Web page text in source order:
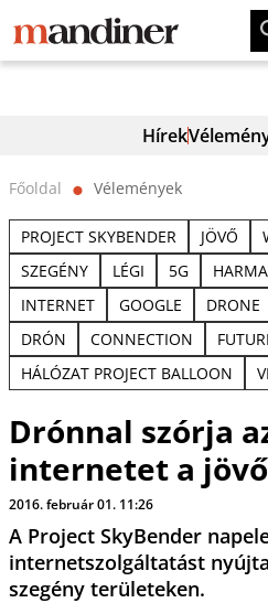
Hírek
Főoldal ⬤ Vélemények
PROJECT SKYBENDER JÖVŐ
SZEGÉNY
LÉGI 5G
INTERNET
GOOGLE DRONE
DRÓN
CONNECTION
HÁLÓZAT PROJECT BALLOON
Drónnal szórja
internetet a
2016. február 01. 11:26
A Project SkyBender
internetszolgáltatást
szegény területeken.